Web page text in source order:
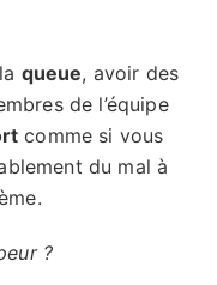
queue, avoir des
de l’équipe
comme si vous
du mal à
?